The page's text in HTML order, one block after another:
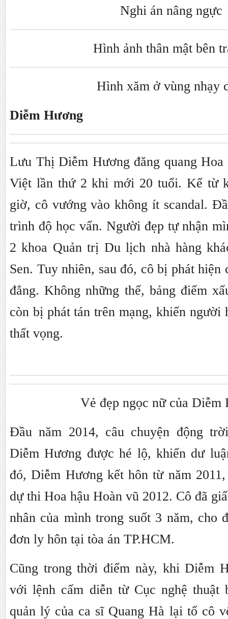
Nghi án nâng ngực
Hình ảnh thân mật bên
Hình xăm ở vùng nhạy
Diễm Hương
Lưu Thị Diễm Hương đăng quang
Việt lần thứ 2 khi mới 20 tuổi. Kể từ
giờ, cô vướng vào không ít scandal.
trình độ học vấn. Người đẹp tự nhận
2 khoa Quản trị Du lịch nhà hàng
Sen. Tuy nhiên, sau đó, cô bị phát hiện
đẳng. Không những thế, bảng điểm
còn bị phát tán trên mạng, khiến người
thất vọng.
Vẻ đẹp ngọc nữ của Diễm
Đầu năm 2014, câu chuyện động
Diễm Hương được hé lộ, khiến dư
đó, Diễm Hương kết hôn từ năm
dự thi Hoa hậu Hoàn vũ 2012. Cô đã
nhân của mình trong suốt 3 năm, cho
đơn ly hôn tại tòa án TP.HCM.
Cũng trong thời điểm này, khi Diễm
với lệnh cấm diễn từ Cục nghệ thuật
quản lý của ca sĩ Quang Hà lại tố cô